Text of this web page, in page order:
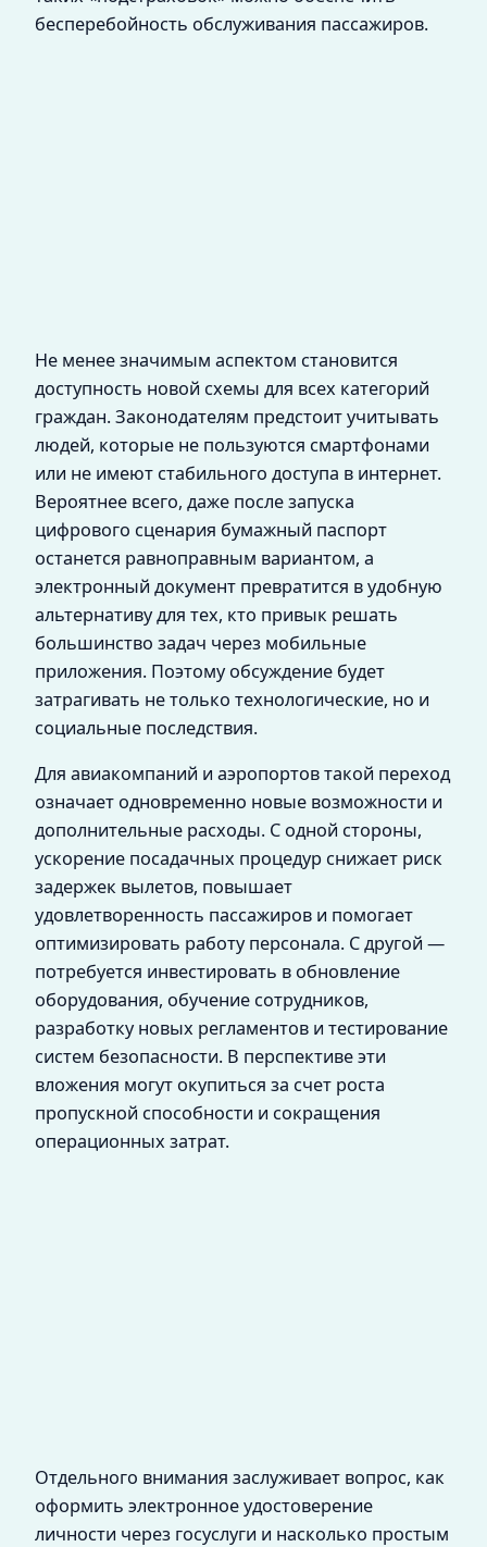
бесперебойность обслуживания пассажиров.
Не менее значимым аспектом становится
доступность новой схемы для всех категорий
граждан. Законодателям предстоит учитывать
людей, которые не пользуются смартфонами
или не имеют стабильного доступа в интернет.
Вероятнее всего, даже после запуска
цифрового сценария бумажный паспорт
останется равноправным вариантом, а
электронный документ превратится в удобную
альтернативу для тех, кто привык решать
большинство задач через мобильные
приложения. Поэтому обсуждение будет
затрагивать не только технологические, но и
социальные последствия.
Для авиакомпаний и аэропортов такой переход
означает одновременно новые возможности и
дополнительные расходы. С одной стороны,
ускорение посадачных процедур снижает риск
задержек вылетов, повышает
удовлетворенность пассажиров и помогает
оптимизировать работу персонала. С другой —
потребуется инвестировать в обновление
оборудования, обучение сотрудников,
разработку новых регламентов и тестирование
систем безопасности. В перспективе эти
вложения могут окупиться за счет роста
пропускной способности и сокращения
операционных затрат.
Отдельного внимания заслуживает вопрос, как
оформить электронное удостоверение
личности через госуслуги и насколько простым